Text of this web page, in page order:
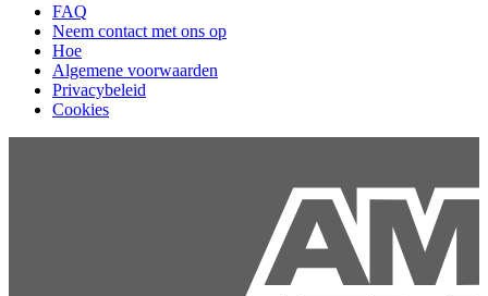
FAQ
Neem contact met ons op
Hoe
Algemene voorwaarden
Privacybeleid
Cookies